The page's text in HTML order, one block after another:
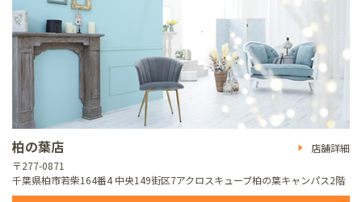
柏の葉店
店舗詳細
〒277-0871
千葉県柏市若柴164番4 中央149街区7アクロスキューブ柏の葉キャンパス2階